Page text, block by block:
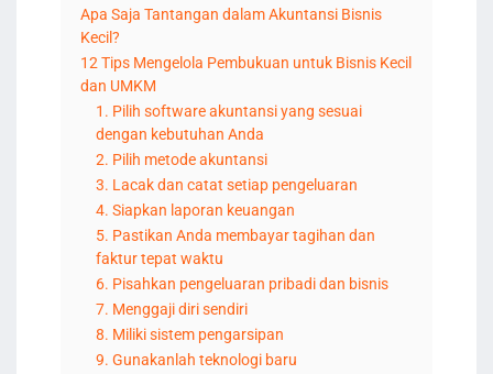
Apa Saja Tantangan dalam Akuntansi Bisnis
Kecil?
12 Tips Mengelola Pembukuan untuk Bisnis Kecil
dan UMKM
1. Pilih software akuntansi yang sesuai
dengan kebutuhan Anda
2. Pilih metode akuntansi
3. Lacak dan catat setiap pengeluaran
4. Siapkan laporan keuangan
5. Pastikan Anda membayar tagihan dan
faktur tepat waktu
6. Pisahkan pengeluaran pribadi dan bisnis
7. Menggaji diri sendiri
8. Miliki sistem pengarsipan
9. Gunakanlah teknologi baru